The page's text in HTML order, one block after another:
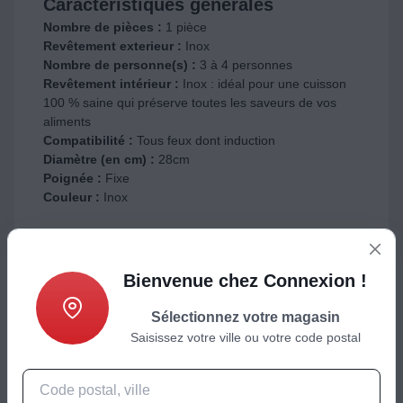
Caractéristiques générales
Nombre de pièces : 1 pièce
Revêtement exterieur : Inox
Nombre de personne(s) : 3 à 4 personnes
Revêtement intérieur : Inox : idéal pour une cuisson
100 % saine qui préserve toutes les saveurs de vos
aliments
Compatibilité : Tous feux dont induction
Diamètre (en cm) : 28cm
Poignée : Fixe
Couleur : Inox
Bienvenue chez Connexion !
Sélectionnez votre magasin
Saisissez votre ville ou votre code postal